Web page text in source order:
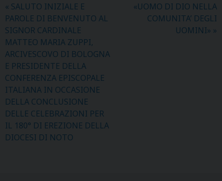
« SALUTO INIZIALE E
PAROLE DI BENVENUTO AL
SIGNOR CARDINALE
MATTEO MARIA ZUPPI,
ARCIVESCOVO DI BOLOGNA
E PRESIDENTE DELLA
CONFERENZA EPISCOPALE
ITALIANA IN OCCASIONE
DELLA CONCLUSIONE
DELLE CELEBRAZIONI PER
IL 180° DI EREZIONE DELLA
DIOCESI DI NOTO
«UOMO DI DIO NELLA
COMUNITA’ DEGLI
UOMINI» »